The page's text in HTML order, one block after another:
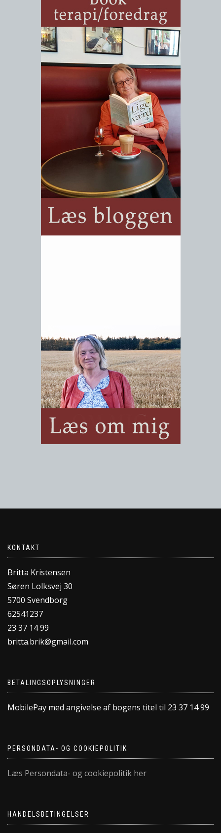
KONTAKT
Britta Kristensen
Søren Lolksvej 30
5700 Svendborg
62541237
23 37 14 99
britta.brik@gmail.com
BETALINGSOPLYSNINGER
MobilePay med angivelse af bogens titel til 23 37 14 99
PERSONDATA- OG COOKIEPOLITIK
Læs Persondata- og cookiepolitik her
HANDELSBETINGELSER